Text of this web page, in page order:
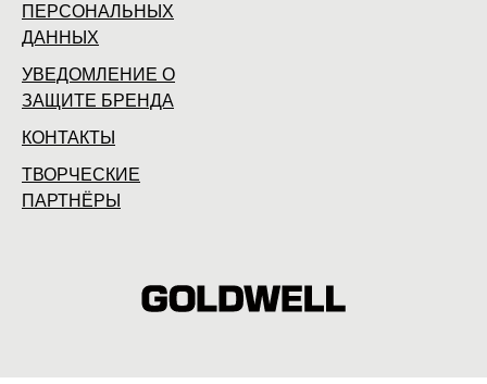
ПЕРСОНАЛЬНЫХ
ДАННЫХ
УВЕДОМЛЕНИЕ О
ЗАЩИТЕ БРЕНДА
КОНТАКТЫ
ТВОРЧЕСКИЕ
ПАРТНЁРЫ